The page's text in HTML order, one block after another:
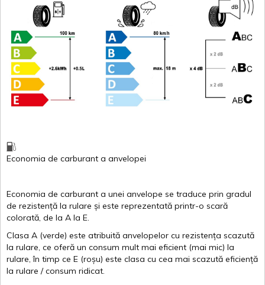
Economia de carburant a anvelopei
Economia de carburant a unei anvelope se traduce prin gradul
de rezistență la rulare și este reprezentată printr-o scară
colorată, de la A la E.
Clasa A (verde) este atribuită anvelopelor cu rezistența scazută
la rulare, ce oferă un consum mult mai eficient (mai mic) la
rulare,în timp ce E (roșu) este clasa cu cea mai scazută eficiență
la rulare /consum ridicat.